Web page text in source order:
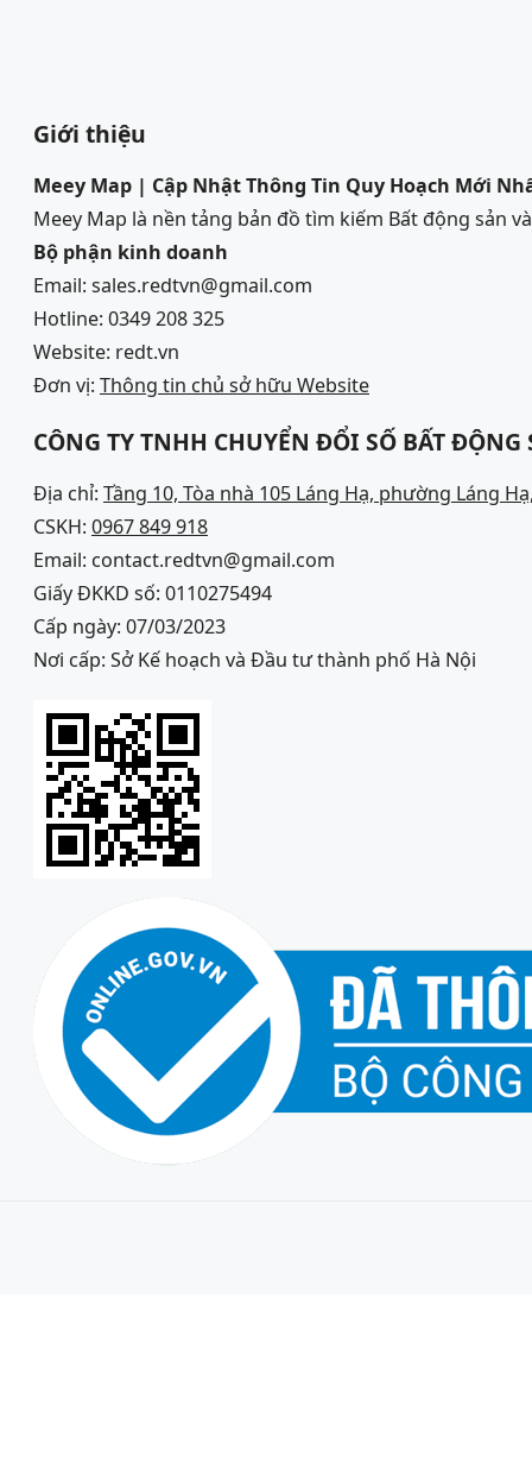
Giới thiệu
Meey Map | Cập Nhật Thông Tin Quy Hoạch Mới
Meey Map là nền tảng bản đồ tìm kiếm Bất động sản
Bộ phận kinh doanh
Email: sales.redtvn@gmail.com
Hotline: 0349 208 325
Website: redt.vn
Đơn vị: Thông tin chủ sở hữu Website
CÔNG TY TNHH CHUYỂN ĐỔI SỐ BẤT ĐỘNG
Địa chỉ: Tầng 10, Tòa nhà 105 Láng Hạ, phường Láng
CSKH: 0967 849 918
Email: contact.redtvn@gmail.com
Giấy ĐKKD số: 0110275494
Cấp ngày: 07/03/2023
Nơi cấp: Sở Kế hoạch và Đầu tư thành phố Hà Nội